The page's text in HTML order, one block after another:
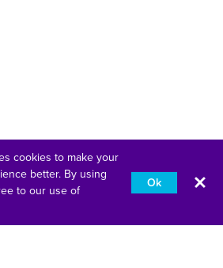
cookies to make your
better. By using
to our use of
Ok